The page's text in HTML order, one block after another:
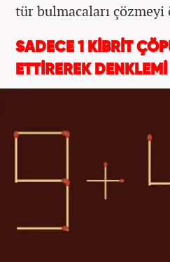
tür bulmacaları
SADECE 1 KİBRİT
ETTİREREK